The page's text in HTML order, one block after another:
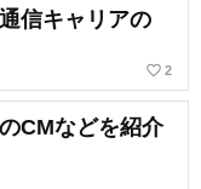
信キャリアの
favorite_border 2
CMなどを紹介